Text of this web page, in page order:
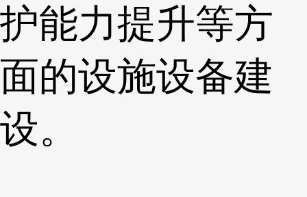
护能力提升等方
面的设施设备建
设。